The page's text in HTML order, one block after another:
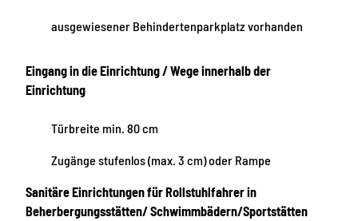
ausgewiesener Behindertenparkplatz vorhanden
Eingang in die Einrichtung / Wege innerhalb der
Einrichtung
Türbreite min. 80 cm
Zugänge stufenlos (max. 3 cm) oder Rampe
Sanitäre Einrichtungen für Rollstuhlfahrer in
Beherbergungsstätten/ Schwimmbädern/Sportstätten